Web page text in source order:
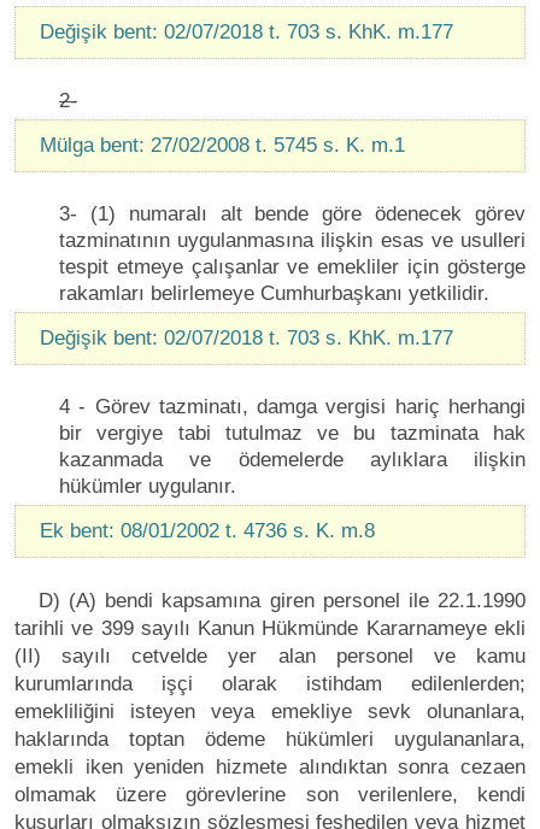
Değişik bent: 02/07/2018 t. 703 s. KhK. m.177
2-
Mülga bent: 27/02/2008 t. 5745 s. K. m.1
3- (1) numaralı alt bende göre ödenecek görev
tazminatının uygulanmasına ilişkin esas ve usulleri
tespit etmeye çalışanlar ve emekliler için gösterge
rakamları belirlemeye Cumhurbaşkanı yetkilidir.
Değişik bent: 02/07/2018 t. 703 s. KhK. m.177
4 - Görev tazminatı, damga vergisi hariç herhangi
bir vergiye tabi tutulmaz ve bu tazminata hak
kazanmada ve ödemelerde aylıklara ilişkin
hükümler uygulanır.
Ek bent: 08/01/2002 t. 4736 s. K. m.8
D) (A) bendi kapsamına giren personel ile 22.1.1990
tarihli ve 399 sayılı Kanun Hükmünde Kararnameye ekli
(II) sayılı cetvelde yer alan personel ve kamu
kurumlarında işçi olarak istihdam edilenlerden;
emekliliğini isteyen veya emekliye sevk olunanlara,
haklarında toptan ödeme hükümleri uygulananlara,
emekli iken yeniden hizmete alındıktan sonra cezaen
olmamak üzere görevlerine son verilenlere, kendi
kusurları olmaksızın sözleşmesi feshedilen veya hizmet